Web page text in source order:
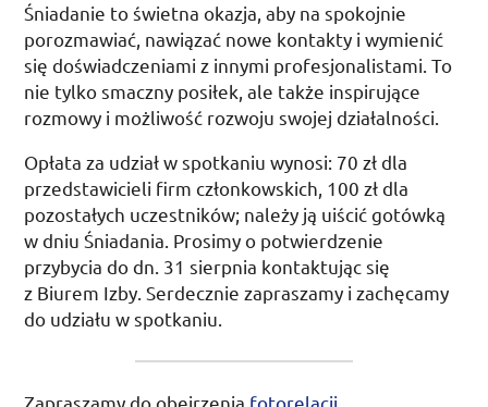
Śniadanie to świetna okazja, aby na spokojnie
porozmawiać, nawiązać nowe kontakty i wymienić
się doświadczeniami z innymi profesjonalistami. To
nie tylko smaczny posiłek, ale także inspirujące
rozmowy i możliwość rozwoju swojej działalności.
Opłata za udział w spotkaniu wynosi: 70złdla
przedstawicieli firm członkowskich, 100złdla
pozostałych uczestników; należy ją uiścić gotówką
w dniu Śniadania. Prosimy o potwierdzenie
przybycia dodn. 31 sierpnia kontaktując się
z Biurem Izby. Serdecznie zapraszamy i zachęcamy
do udziału w spotkaniu.
Zapraszamy do obejrzenia fotorelacji